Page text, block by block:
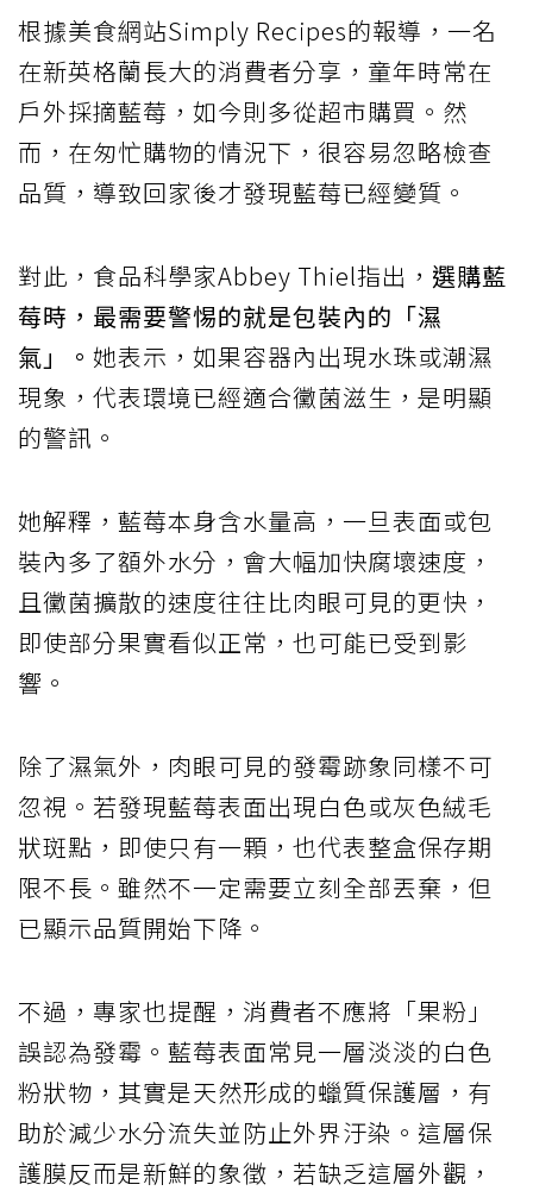
根據美食網站Simply Recipes的報導，一名
在新英格蘭長大的消費者分享，童年時常在
戶外採摘藍莓，如今則多從超市購買。然
而，在匆忙購物的情況下，很容易忽略檢查
品質，導致回家後才發現藍莓已經變質。
對此，食品科學家Abbey Thiel指出， 選購藍
莓時，最需要警惕的就是包裝內的「濕
氣」。 她表示，如果容器內出現水珠或潮濕
現象，代表環境已經適合黴菌滋生，是明顯
的警訊。
她解釋，藍莓本身含水量高，一旦表面或包
裝內多了額外水分，會大幅加快腐壞速度，
且黴菌擴散的速度往往比肉眼可見的更快，
即使部分果實看似正常，也可能已受到影
響。
除了濕氣外，肉眼可見的發霉跡象同樣不可
忽視。若發現藍莓表面出現白色或灰色絨毛
狀斑點，即使只有一顆，也代表整盒保存期
限不長。雖然不一定需要立刻全部丟棄，但
已顯示品質開始下降。
不過，專家也提醒，消費者不應將「果粉」
誤認為發霉。藍莓表面常見一層淡淡的白色
粉狀物，其實是天然形成的蠟質保護層，有
助於減少水分流失並防止外界汙染。這層保
護膜反而是新鮮的象徵，若缺乏這層外觀，